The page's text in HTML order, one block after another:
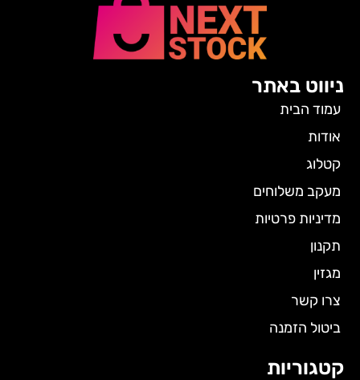
ניווט באתר
עמוד הבית
אודות
קטלוג
מעקב משלוחים
מדיניות פרטיות
תקנון
מגזין
צרו קשר
ביטול הזמנה
קטגוריות